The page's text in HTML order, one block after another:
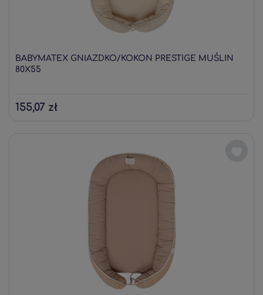
BABYMATEX GNIAZDKO/KOKON PRESTIGE MUŚLIN
80X55
155,07 zł